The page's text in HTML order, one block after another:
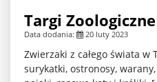
Targi
Data dodania: 20 luty 2023
Zwierzaki z całego świata w
surykatki, ostronosy,